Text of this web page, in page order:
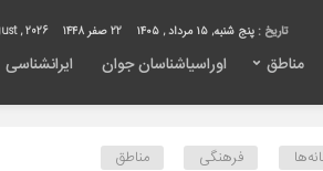
تاریخ : پنج شنبه, ۱۵ مرداد , ۱۴۰۵ 22 صفر 1448
مناطق اوراسیاشناسان جوان ایرانشناسی
فرهنگی
مناطق